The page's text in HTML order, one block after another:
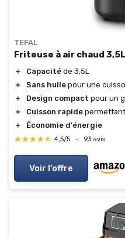
TEFAL
Friteuse à air chaud 3,5L
＋ Capacité de 3,5L
＋
Sans huile pour une
＋
Design compact pour un
＋
Cuisson rapide
＋
Économie d'énergie
★★★★★
★★★★★ 4,5/5 — 93 avis
Voir l'offre